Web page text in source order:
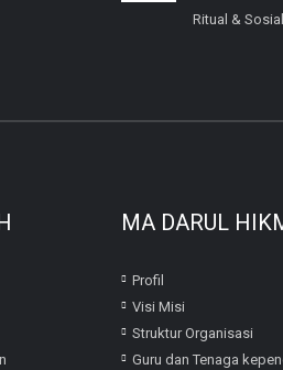
Ritual & Sosial
MA DARUL
Profil
Visi Misi
Struktur Organisasi
Guru dan Tenaga